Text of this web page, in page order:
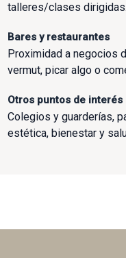
talleres/clases dirigidas.
Bares y restaurantes
Proximidad a negocios
vermut, picar algo o
Otros puntos de interés
Colegios y guarderías,
estética, bienestar y